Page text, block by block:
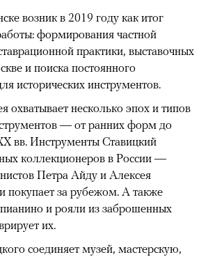
возник в 2019 году как итог
формирования частной
практики, выставочных
и поиска постоянного
исторических инструментов.
охватывает несколько эпох и типов
— от ранних форм до
вв. Инструменты Ставицкий
коллекционеров в России —
Петра Айду и Алексея
за рубежом. А также
и рояли из заброшенных
их.
соединяет музей, мастерскую,